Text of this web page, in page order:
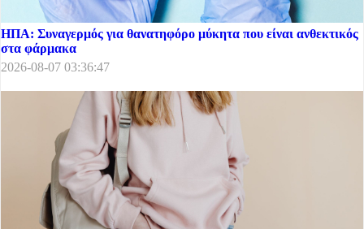
ΗΠΑ: Συναγερμός για θανατηφόρο μύκητα που είναι ανθεκτικός
στα φάρμακα
2026-08-07 03:36:47